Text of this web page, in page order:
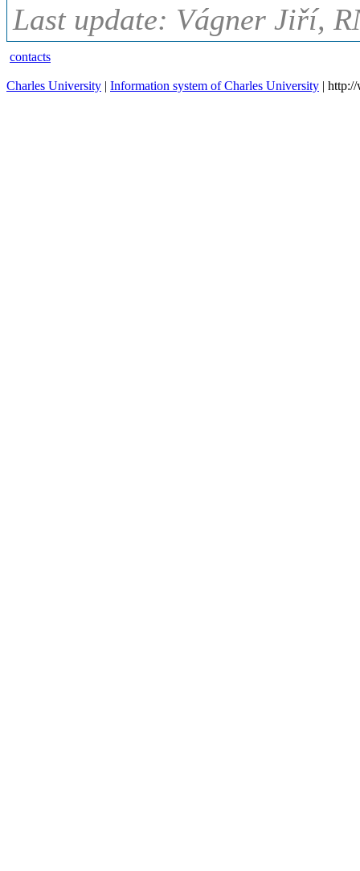
Last update: Vágner Jiří,
contacts
Charles University | Information system of Charles University |